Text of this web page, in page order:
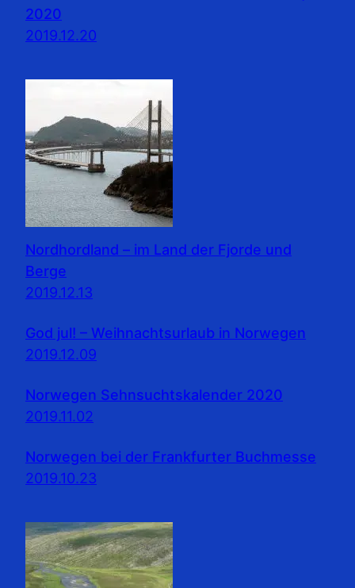
2020
2019.12.20
Nordhordland – im Land der Fjorde und
Berge
2019.12.13
God jul! – Weihnachtsurlaub in Norwegen
2019.12.09
Norwegen Sehnsuchtskalender 2020
2019.11.02
Norwegen bei der Frankfurter Buchmesse
2019.10.23